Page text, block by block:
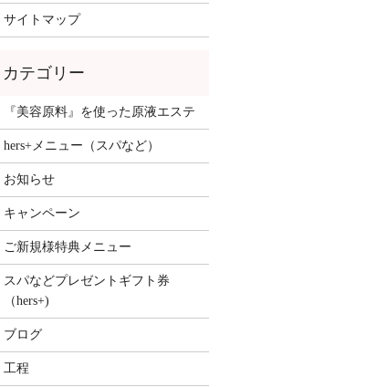
サイトマップ
『美容原料』を使った原液エステ
hers+メニュー（スパなど）
お知らせ
キャンペーン
ご新規様特典メニュー
スパなどプレゼントギフト券
（hers+)
ブログ
工程